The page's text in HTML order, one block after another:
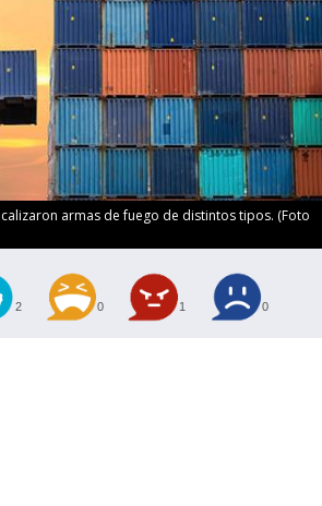
armas de fuego de distintos tipos. (Foto
2 0 1 0